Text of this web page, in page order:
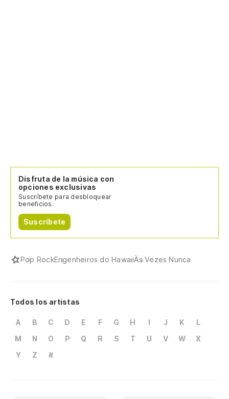
Disfruta de la música con
opciones exclusivas
Suscríbete para desbloquear
beneficios.
Suscríbete
Pop RockEngenheiros do HawaiiÀs Vezes Nunca
Todos los artistas
A B C D E F G H I J K
L
M
N O P Q R S T U V W
X
Y
Z #